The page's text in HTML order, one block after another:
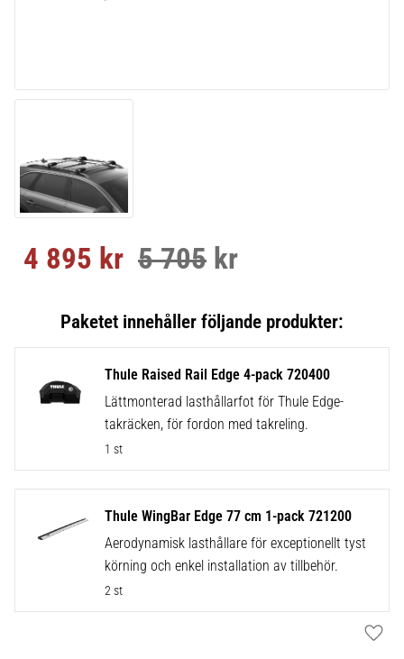
Nedsatt pris:
4 895 kr Ordinarie pris:
5 705 kr
Thule Raised Rail Edge 4-pack 720400
Lättmonterad lasthållarfot för Thule Edge-
takräcken, för fordon med takreling.
1 st
Thule WingBar Edge 77 cm 1-pack 721200
Aerodynamisk lasthållare för exceptionellt tyst
körning och enkel installation av tillbehör.
2 st